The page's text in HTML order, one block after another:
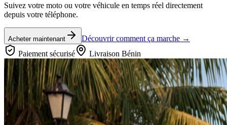
Suivez votre moto ou votre véhicule en temps réel directement
depuis votre téléphone.
Acheter maintenant
Découvrir comment ça marche →
Paiement sécurisé
Livraison Bénin